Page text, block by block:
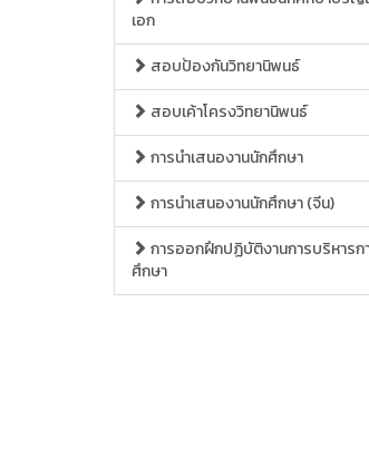
เอก
สอบป้องกันวิทยานิพนธ์
สอบเค้าโครงวิทยานิพนธ์
การนำเสนองานนักศึกษา
การนำเสนองานนักศึกษา (จีน)
การออกฝึกปฏิบัติงานการบริหารก
ศึกษา